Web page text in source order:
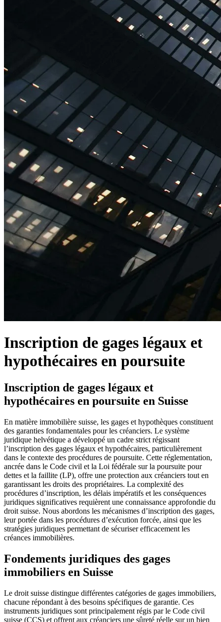
Inscription de gages légaux et
hypothécaires en poursuite
Inscription de gages légaux et
hypothécaires en poursuite en Suisse
En matière immobilière suisse, les gages et hypothèques constituent
des garanties fondamentales pour les créanciers. Le système
juridique helvétique a développé un cadre strict régissant
l’inscription des gages légaux et hypothécaires, particulièrement
dans le contexte des procédures de poursuite. Cette réglementation,
ancrée dans le Code civil et la Loi fédérale sur la poursuite pour
dettes et la faillite (LP), offre une protection aux créanciers tout en
garantissant les droits des propriétaires. La complexité des
procédures d’inscription, les délais impératifs et les conséquences
juridiques significatives requièrent une connaissance approfondie du
droit suisse. Nous abordons les mécanismes d’inscription des gages,
leur portée dans les procédures d’exécution forcée, ainsi que les
stratégies juridiques permettant de sécuriser efficacement les
créances immobilières.
Fondements juridiques des gages
immobiliers en Suisse
Le droit suisse distingue différentes catégories de gages immobiliers,
chacune répondant à des besoins spécifiques de garantie. Ces
instruments juridiques sont principalement régis par le Code civil
suisse (CCS) et offrent aux créanciers une sûreté réelle sur un bien